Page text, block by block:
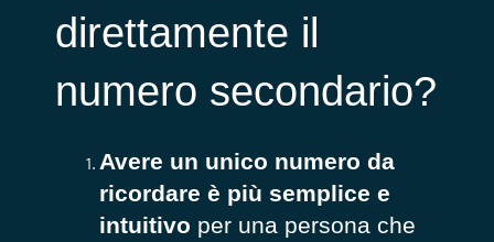
direttamente il
numero secondario?
Avere un unico numero da
ricordare è più semplice e
intuitivo per una persona che